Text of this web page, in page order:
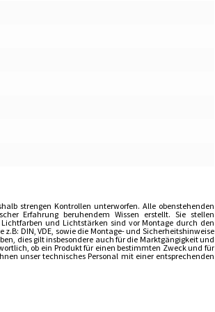
strengen Kontrollen unterworfen. Alle obenstehenden
Erfahrung beruhendem Wissen erstellt. Sie stellen
und Lichtstärken sind vor Montage durch den
DIN, VDE, sowie die Montage- und Sicherheitshinweise
dies gilt insbesondere auch für die Marktgängigkeit und
ob ein Produkt für einen bestimmten Zweck und für
unser technisches Personal mit einer entsprechenden